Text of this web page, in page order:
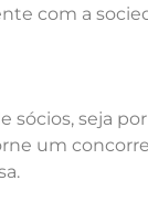
com a
sócios, seja
um